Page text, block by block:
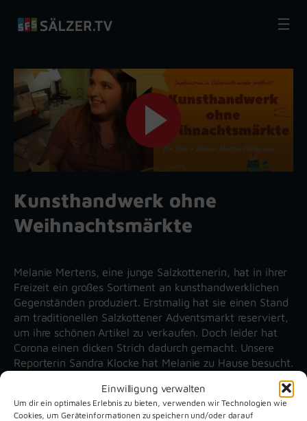
Einwilligung verwalten
Um dir ein optimales Erlebnis zu bieten, verwenden wir Technologien wie
Cookies, um Geräteinformationen zu speichern und/oder darauf
Inhalt
springen
Kunsthandwerk ohne
Weihnachtsmärkte
Melanie Mertens, eine junge Salzkottenerin, hat in ihrer
Freizeit ein großes Sortiment an kunsthandwerklichen
Gegenständen produziert. Erstmalig hat sie einen Stand
am traditionellen Salzkottener Adventsmarkt reserviert,
um ihre schönen Artikel zu verkaufen. Doch leider hat
Corona einen dicken Strich dadurch gemacht. Unsere
Reporterin Sandra Klocke hat Melanie zu Hause besucht.
Unsere aktuellen Reportagen